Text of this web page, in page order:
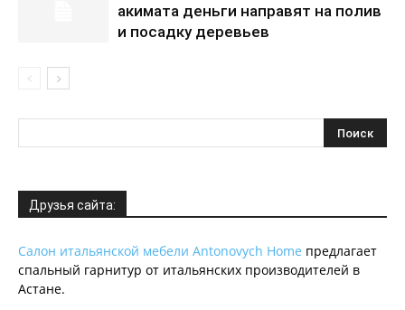
акимата деньги направят на полив
и посадку деревьев
Друзья сайта:
Салон итальянской мебели Antonovych Home предлагает
спальный гарнитур от итальянских производителей в
Астане.